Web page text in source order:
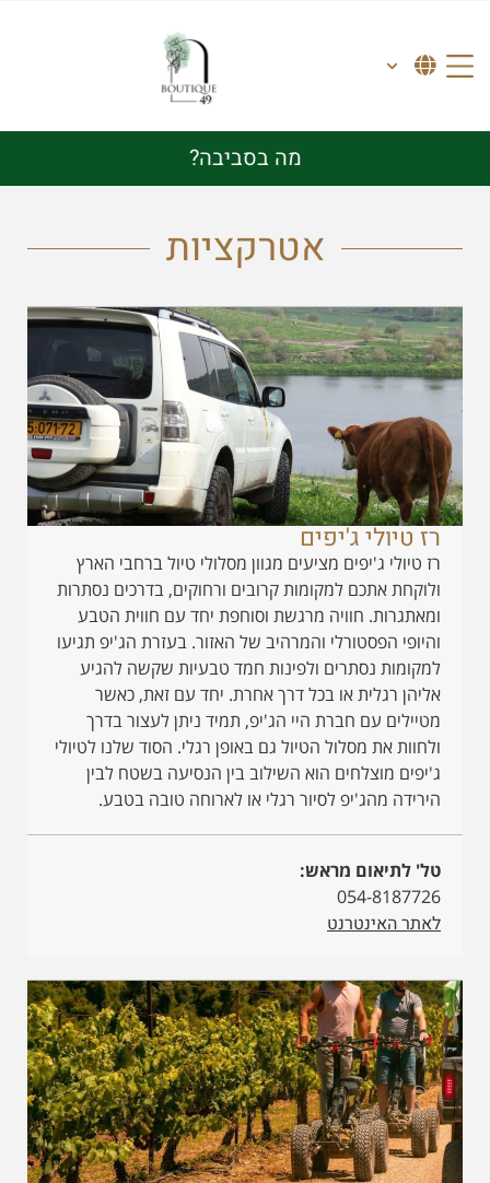
מה בסביבה?
אטרקציות
רז טיולי ג'יפים
רז טיולי ג'יפים מציעים מגוון מסלולי טיול ברחבי הארץ
ולוקחת אתכם למקומות קרובים ורחוקים, בדרכים נסתרות
ומאתגרות. חוויה מרגשת וסוחפת יחד עם חווית הטבע
והיופי הפסטורלי והמרהיב של האזור. בעזרת הג'יפ תגיעו
למקומות נסתרים ולפינות חמד טבעיות שקשה להגיע
אליהן רגלית או בכל דרך אחרת. יחד עם זאת, כאשר
מטיילים עם חברת היי הג'יפ, תמיד ניתן לעצור בדרך
ולחוות את מסלול הטיול גם באופן רגלי. הסוד שלנו לטיולי
ג'יפים מוצלחים הוא השילוב בין הנסיעה בשטח לבין
הירידה מהג'יפ לסיור רגלי או לארוחה טובה בטבע.
טל' לתיאום מראש:
054-8187726
לאתר האינטרנט